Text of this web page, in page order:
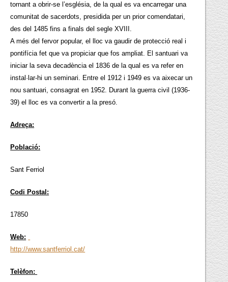
tornant a obrir-se l’església, de la qual es va encarregar una
comunitat de sacerdots, presidida per un prior comendatari,
des del 1485 fins a finals del segle XVIII.
A més del fervor popular, el lloc va gaudir de protecció real i
pontifícia fet que va propiciar que fos ampliat. El santuari va
iniciar la seva decadència el 1836 de la qual es va refer en
instal·lar-hi un seminari. Entre el 1912 i 1949 es va aixecar un
nou santuari, consagrat en 1952. Durant la guerra civil (1936-
39) el lloc es va convertir a la presó.
Adreça:
Població:
Sant Ferriol
Codi Postal:
17850
Web:
http://www.santferriol.cat/
Telèfon: